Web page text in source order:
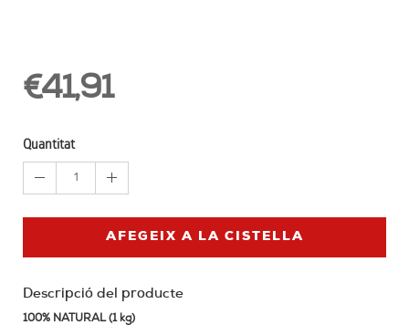
€41,91
Quantitat
1
AFEGEIX A LA CISTELLA
Descripció del producte
100% NATURAL (1 kg)